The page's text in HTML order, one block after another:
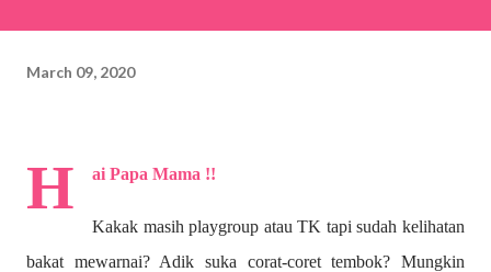
March 09, 2020
H ai Papa Mama !!
Kakak masih playgroup atau TK tapi sudah kelihatan
bakat mewarnai? Adik suka corat-coret tembok? Mungkin